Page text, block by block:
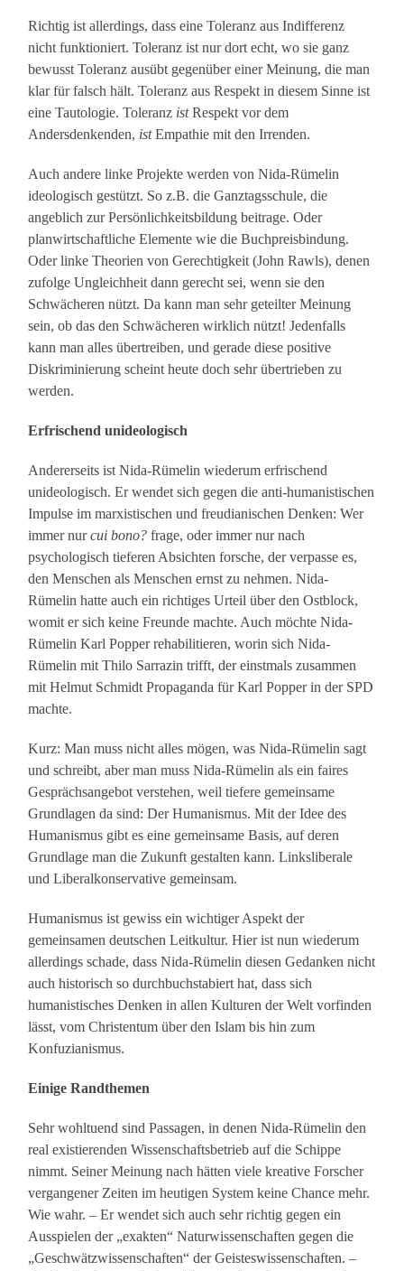
Richtig ist allerdings, dass eine Toleranz aus Indifferenz
nicht funktioniert. Toleranz ist nur dort echt, wo sie ganz
bewusst Toleranz ausübt gegenüber einer Meinung, die man
klar für falsch hält. Toleranz aus Respekt in diesem Sinne ist
eine Tautologie. Toleranz istRespekt vor dem
Andersdenkenden, istEmpathie mit den Irrenden.
Auch andere linke Projekte werden von Nida-Rümelin
ideologisch gestützt. So z.B. die Ganztagsschule, die
angeblich zur Persönlichkeitsbildung beitrage. Oder
planwirtschaftliche Elemente wie die Buchpreisbindung.
Oder linke Theorien von Gerechtigkeit (John Rawls), denen
zufolge Ungleichheit dann gerecht sei, wenn sie den
Schwächeren nützt. Da kann man sehr geteilter Meinung
sein, ob das den Schwächeren wirklich nützt! Jedenfalls
kann man alles übertreiben, und gerade diese positive
Diskriminierung scheint heute doch sehr übertrieben zu
werden.
Erfrischend unideologisch
Andererseits ist Nida-Rümelin wiederum erfrischend
unideologisch. Er wendet sich gegen die anti-humanistischen
Impulse im marxistischen und freudianischen Denken: Wer
immer nurcui bono? frage, oder immer nur nach
psychologisch tieferen Absichten forsche, der verpasse es,
den Menschen als Menschen ernst zu nehmen. Nida-
Rümelin hatte auch ein richtiges Urteil über den Ostblock,
womit er sich keine Freunde machte. Auch möchte Nida-
Rümelin Karl Popper rehabilitieren, worin sich Nida-
Rümelin mit Thilo Sarrazin trifft, der einstmals zusammen
mit Helmut Schmidt Propaganda für Karl Popper in der SPD
machte.
Kurz: Man muss nicht alles mögen, was Nida-Rümelin sagt
und schreibt, aber man muss Nida-Rümelin als ein faires
Gesprächsangebot verstehen, weil tiefere gemeinsame
Grundlagen da sind: Der Humanismus. Mit der Idee des
Humanismus gibt es eine gemeinsame Basis, auf deren
Grundlage man die Zukunft gestalten kann. Linksliberale
und Liberalkonservative gemeinsam.
Humanismus ist gewiss ein wichtiger Aspekt der
gemeinsamen deutschen Leitkultur. Hier ist nun wiederum
allerdings schade, dass Nida-Rümelin diesen Gedanken nicht
auch historisch so durchbuchstabiert hat, dass sich
humanistisches Denken in allen Kulturen der Welt vorfinden
lässt, vom Christentum über den Islam bis hin zum
Konfuzianismus.
Einige Randthemen
Sehr wohltuend sind Passagen, in denen Nida-Rümelin den
real existierenden Wissenschaftsbetrieb auf die Schippe
nimmt. Seiner Meinung nach hätten viele kreative Forscher
vergangener Zeiten im heutigen System keine Chance mehr.
Wie wahr. – Er wendet sich auch sehr richtig gegen ein
Ausspielen der „exakten“ Naturwissenschaften gegen die
„Geschwätzwissenschaften“ der Geisteswissenschaften. –